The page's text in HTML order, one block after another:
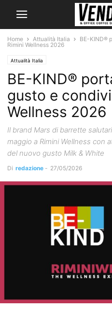
Home Attualità Italia
BE-KIND®
Rimini Wellness 2026
Attualità Italia
BE-KIND®
gusto e
Wellness 2026
Il brand Mars di barrette
maggio a Rimini Wellness con
del nuovo gusto Milk & White
Di redazione - 27/05/2026